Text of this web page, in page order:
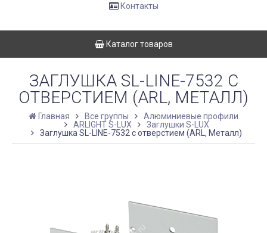
Контакты
Каталог товаров
ЗАГЛУШКА SL-LINE-7532 С
ОТВЕРСТИЕМ (ARL, МЕТАЛЛ)
Главная Все группы
Алюминиевые профили
ARLIGHT S-LUX
Заглушки S-LUX
Заглушка SL-LINE-7532 с отверстием (ARL, Металл)